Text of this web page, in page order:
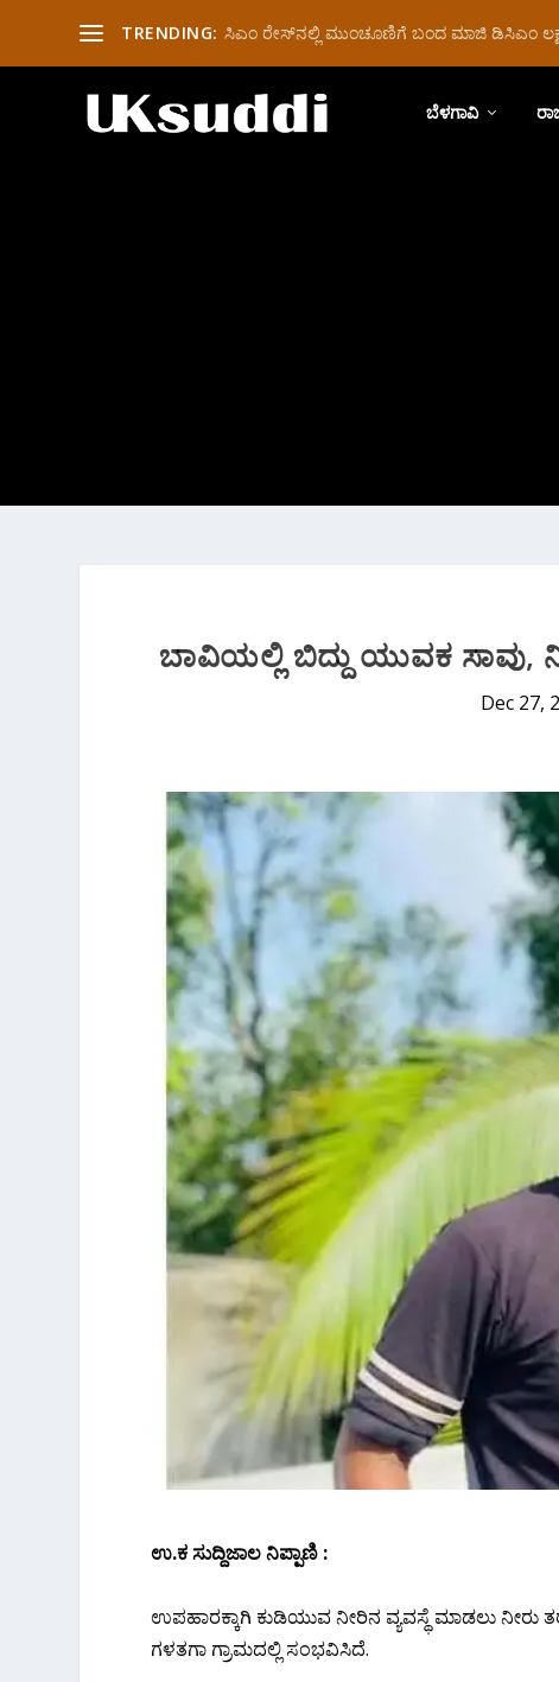
TRENDING: ಸಿಎಂ ರೇಸ್‌ನಲ್ಲಿ ಮುಂಚೂಣಿಗೆ ಬಂದ ಮಾಜಿ ಡಿಸಿಎಂ
ಬೆಳಗಾವಿ
ಬಾವಿಯಲ್ಲಿ ಬಿದ್ದು ಯುವಕ ಸಾವು,
Dec 27,
ಉ.ಕ ಸುದ್ದಿಜಾಲ ನಿಪ್ಪಾಣಿ :
ಉಪಹಾರಕ್ಕಾಗಿ ಕುಡಿಯುವ ನೀರಿನ ವ್ಯವಸ್ಥೆ ಮಾಡಲು ನೀರು
ಗಳತಗಾ ಗ್ರಾಮದಲ್ಲಿ ಸಂಭವಿಸಿದೆ.